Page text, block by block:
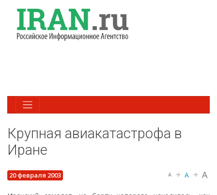
Крупная авиакатастрофа в
Иране
20 февраля 2003 A A A